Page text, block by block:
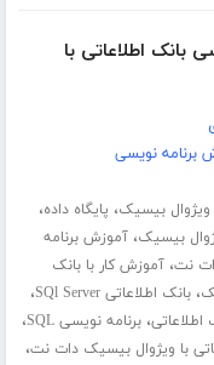
بانک اطلاعاتی با
برنامه نویسی
ویژوال بیسیک، پایگاه داده،
بیسیک،آموزش برنامه
نت،آموزش کار با بانک
،بانک اطلاعاتی SQl Server ،
اطلاعاتی،برنامه نویسی SQL ،
با ویژوال بیسیک دات نت،